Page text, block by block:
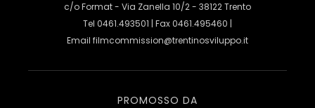
c/o Format - Via Zanella 10/2 - 38122 Trento
Tel 0461.493501 | Fax 0461.495460 |
Email filmcommission@trentinosviluppo.it
PROMOSSO DA